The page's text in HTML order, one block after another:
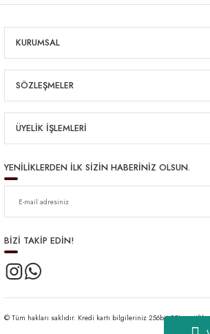
KURUMSAL
SÖZLEŞMELER
ÜYELİK İŞLEMLERİ
YENİLİKLERDEN İLK SİZİN HABERİNİZ OLSUN.
BİZİ TAKİP EDİN!
© Tüm hakları saklıdır. Kredi kartı bilgileriniz 256bit SSL